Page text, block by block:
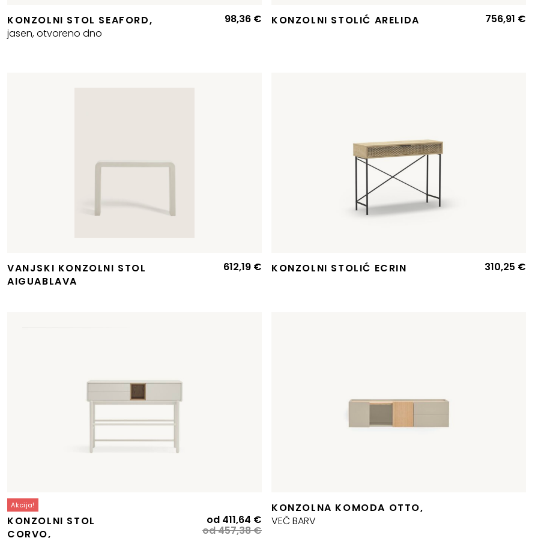
KONZOLNI STOL SEAFORD,
jasen, otvoreno dno
98,36 € KONZOLNI STOLIĆ ARELIDA 756,91 €
VANJSKI KONZOLNI STOL
AIGUABLAVA
612,19 € KONZOLNI STOLIĆ ECRIN 310,25 €
Akcija!
KONZOLNI STOL
CORVO,
od457,38€
Izvorna
cijena
od 411,64 €Trenutna
cijena
KONZOLNA KOMODA OTTO,
VEČ BARV